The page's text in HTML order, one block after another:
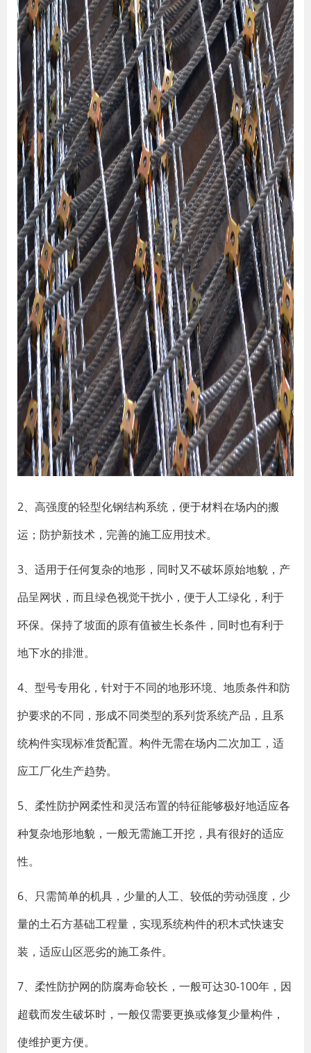
2、高强度的轻型化钢结构系统，便于材料在场内的搬
运；防护新技术，完善的施工应用技术。
3、适用于任何复杂的地形，同时又不破坏原始地貌，产
品呈网状，而且绿色视觉干扰小，便于人工绿化，利于
环保。保持了坡面的原有值被生长条件，同时也有利于
地下水的排泄。
4、型号专用化，针对于不同的地形环境、地质条件和防
护要求的不同，形成不同类型的系列货系统产品，且系
统构件实现标准货配置。构件无需在场内二次加工，适
应工厂化生产趋势。
5、柔性防护网柔性和灵活布置的特征能够极好地适应各
种复杂地形地貌，一般无需施工开挖，具有很好的适应
性。
6、只需简单的机具，少量的人工、较低的劳动强度，少
量的土石方基础工程量，实现系统构件的积木式快速安
装，适应山区恶劣的施工条件。
7、柔性防护网的防腐寿命较长，一般可达30-100年，因
超载而发生破坏时，一般仅需要更换或修复少量构件，
使维护更方便。